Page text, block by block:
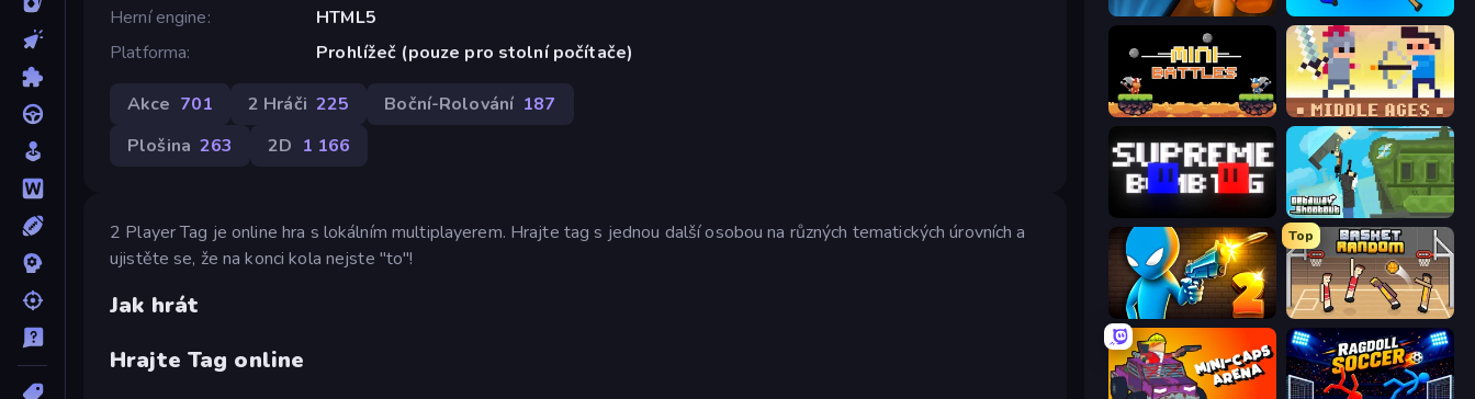
Herní engine
HTML5
Platforma
Prohlížeč (pouze pro stolní počítače)
Akce 701 2 Hráči 225 Boční-Rolování 187
Plošina 263 2D 1 166
2 Player Tag je online hra s lokálním multiplayerem. Hrajte tag s jednou další osobou na různých tematických úrovních a
ujistěte se, že na konci kola nejste "to"!
Jak hrát
Hrajte Tag online
Drunken Boxing Mini-Caps: Bombs
12 MiniBattles Castle Wars: Middle Ages
Getaway Shootout
Drunken Duel 2
Top
Basket Random